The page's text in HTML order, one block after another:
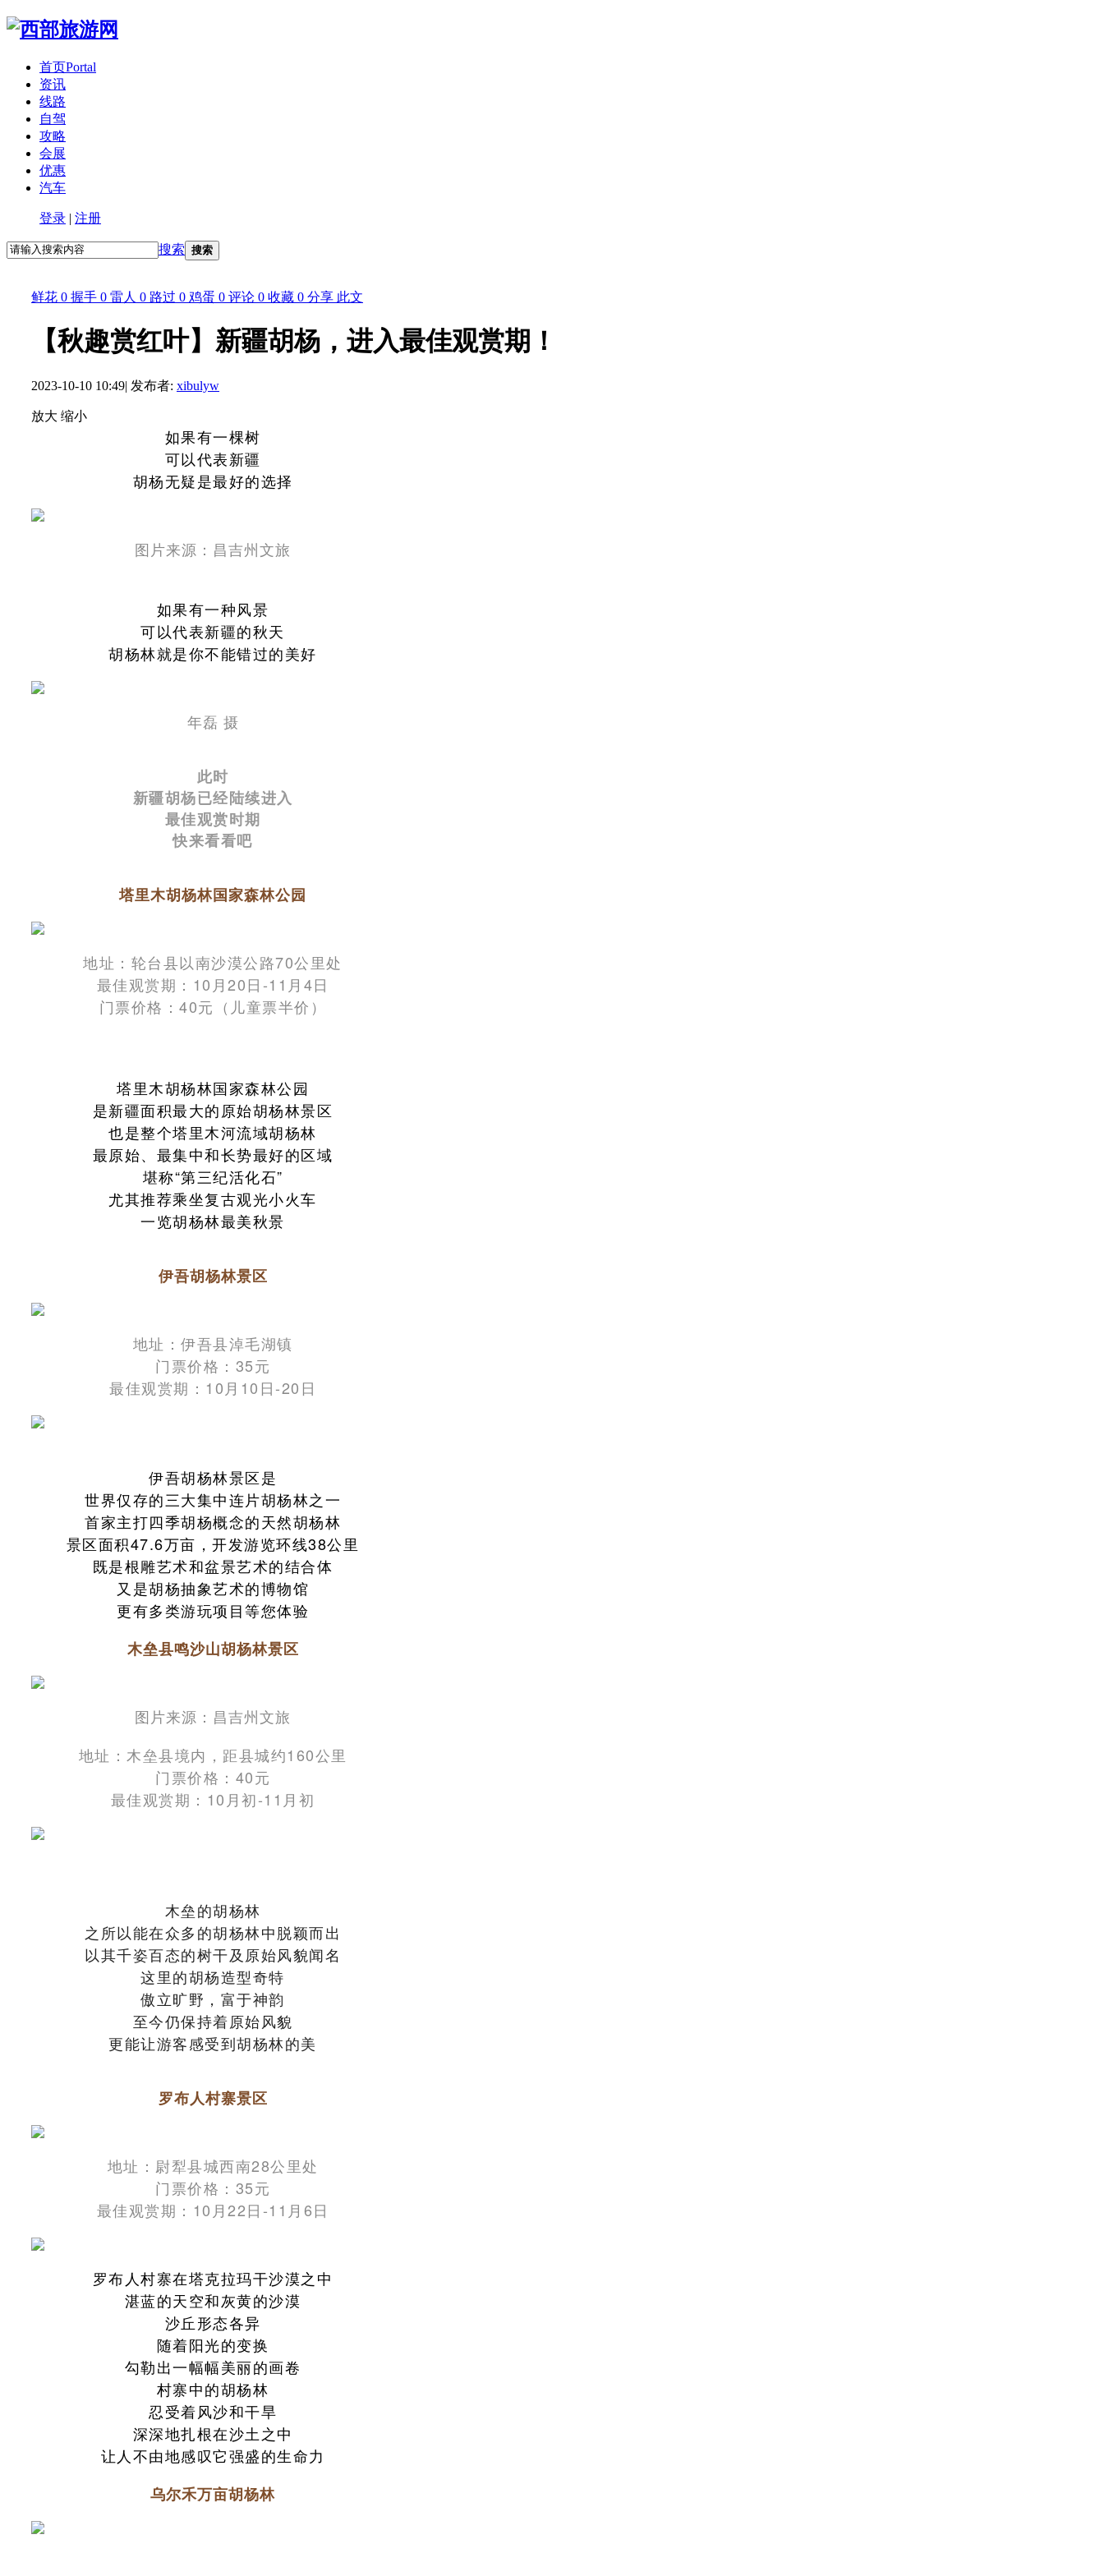
首页Portal
资讯
线路
自驾
攻略
会展
优惠
汽车
登录 | 注册
搜索 搜索
鲜花 0 握手 0 雷人 0 路过 0 鸡蛋 0 评论 0 收藏 0 分享 此文
【秋趣赏红叶】新疆胡杨，进入最佳观赏期！
2023-10-10 10:49| 发布者: xibulyw
放大 缩小
如果有一棵树
可以代表新疆
胡杨无疑是最好的选择
图片来源：昌吉州文旅
如果有一种风景
可以代表新疆的秋天
胡杨林就是你不能错过的美好
年磊 摄
此时
新疆胡杨已经陆续进入
最佳观赏时期
快来看看吧
塔里木胡杨林国家森林公园
地址：轮台县以南沙漠公路70公里处
最佳观赏期：10月20日-11月4日
门票价格：40元（儿童票半价）
塔里木胡杨林国家森林公园
是新疆面积最大的原始胡杨林景区
也是整个塔里木河流域胡杨林
最原始、最集中和长势最好的区域
堪称“第三纪活化石”
尤其推荐乘坐复古观光小火车
一览胡杨林最美秋景
伊吾胡杨林景区
地址：伊吾县淖毛湖镇
门票价格：35元
最佳观赏期：10月10日-20日
伊吾胡杨林景区是
世界仅存的三大集中连片胡杨林之一
首家主打四季胡杨概念的天然胡杨林
景区面积47.6万亩，开发游览环线38公里
既是根雕艺术和盆景艺术的结合体
又是胡杨抽象艺术的博物馆
更有多类游玩项目等您体验
木垒县鸣沙山胡杨林景区
图片来源：昌吉州文旅
地址：木垒县境内，距县城约160公里
门票价格：40元
最佳观赏期：10月初-11月初
木垒的胡杨林
之所以能在众多的胡杨林中脱颖而出
以其千姿百态的树干及原始风貌闻名
这里的胡杨造型奇特
傲立旷野，富于神韵
至今仍保持着原始风貌
更能让游客感受到胡杨林的美
罗布人村寨景区
地址：尉犁县城西南28公里处
门票价格：35元
最佳观赏期：10月22日-11月6日
罗布人村寨在塔克拉玛干沙漠之中
湛蓝的天空和灰黄的沙漠
沙丘形态各异
随着阳光的变换
勾勒出一幅幅美丽的画卷
村寨中的胡杨林
忍受着风沙和干旱
深深地扎根在沙土之中
让人不由地感叹它强盛的生命力
乌尔禾万亩胡杨林